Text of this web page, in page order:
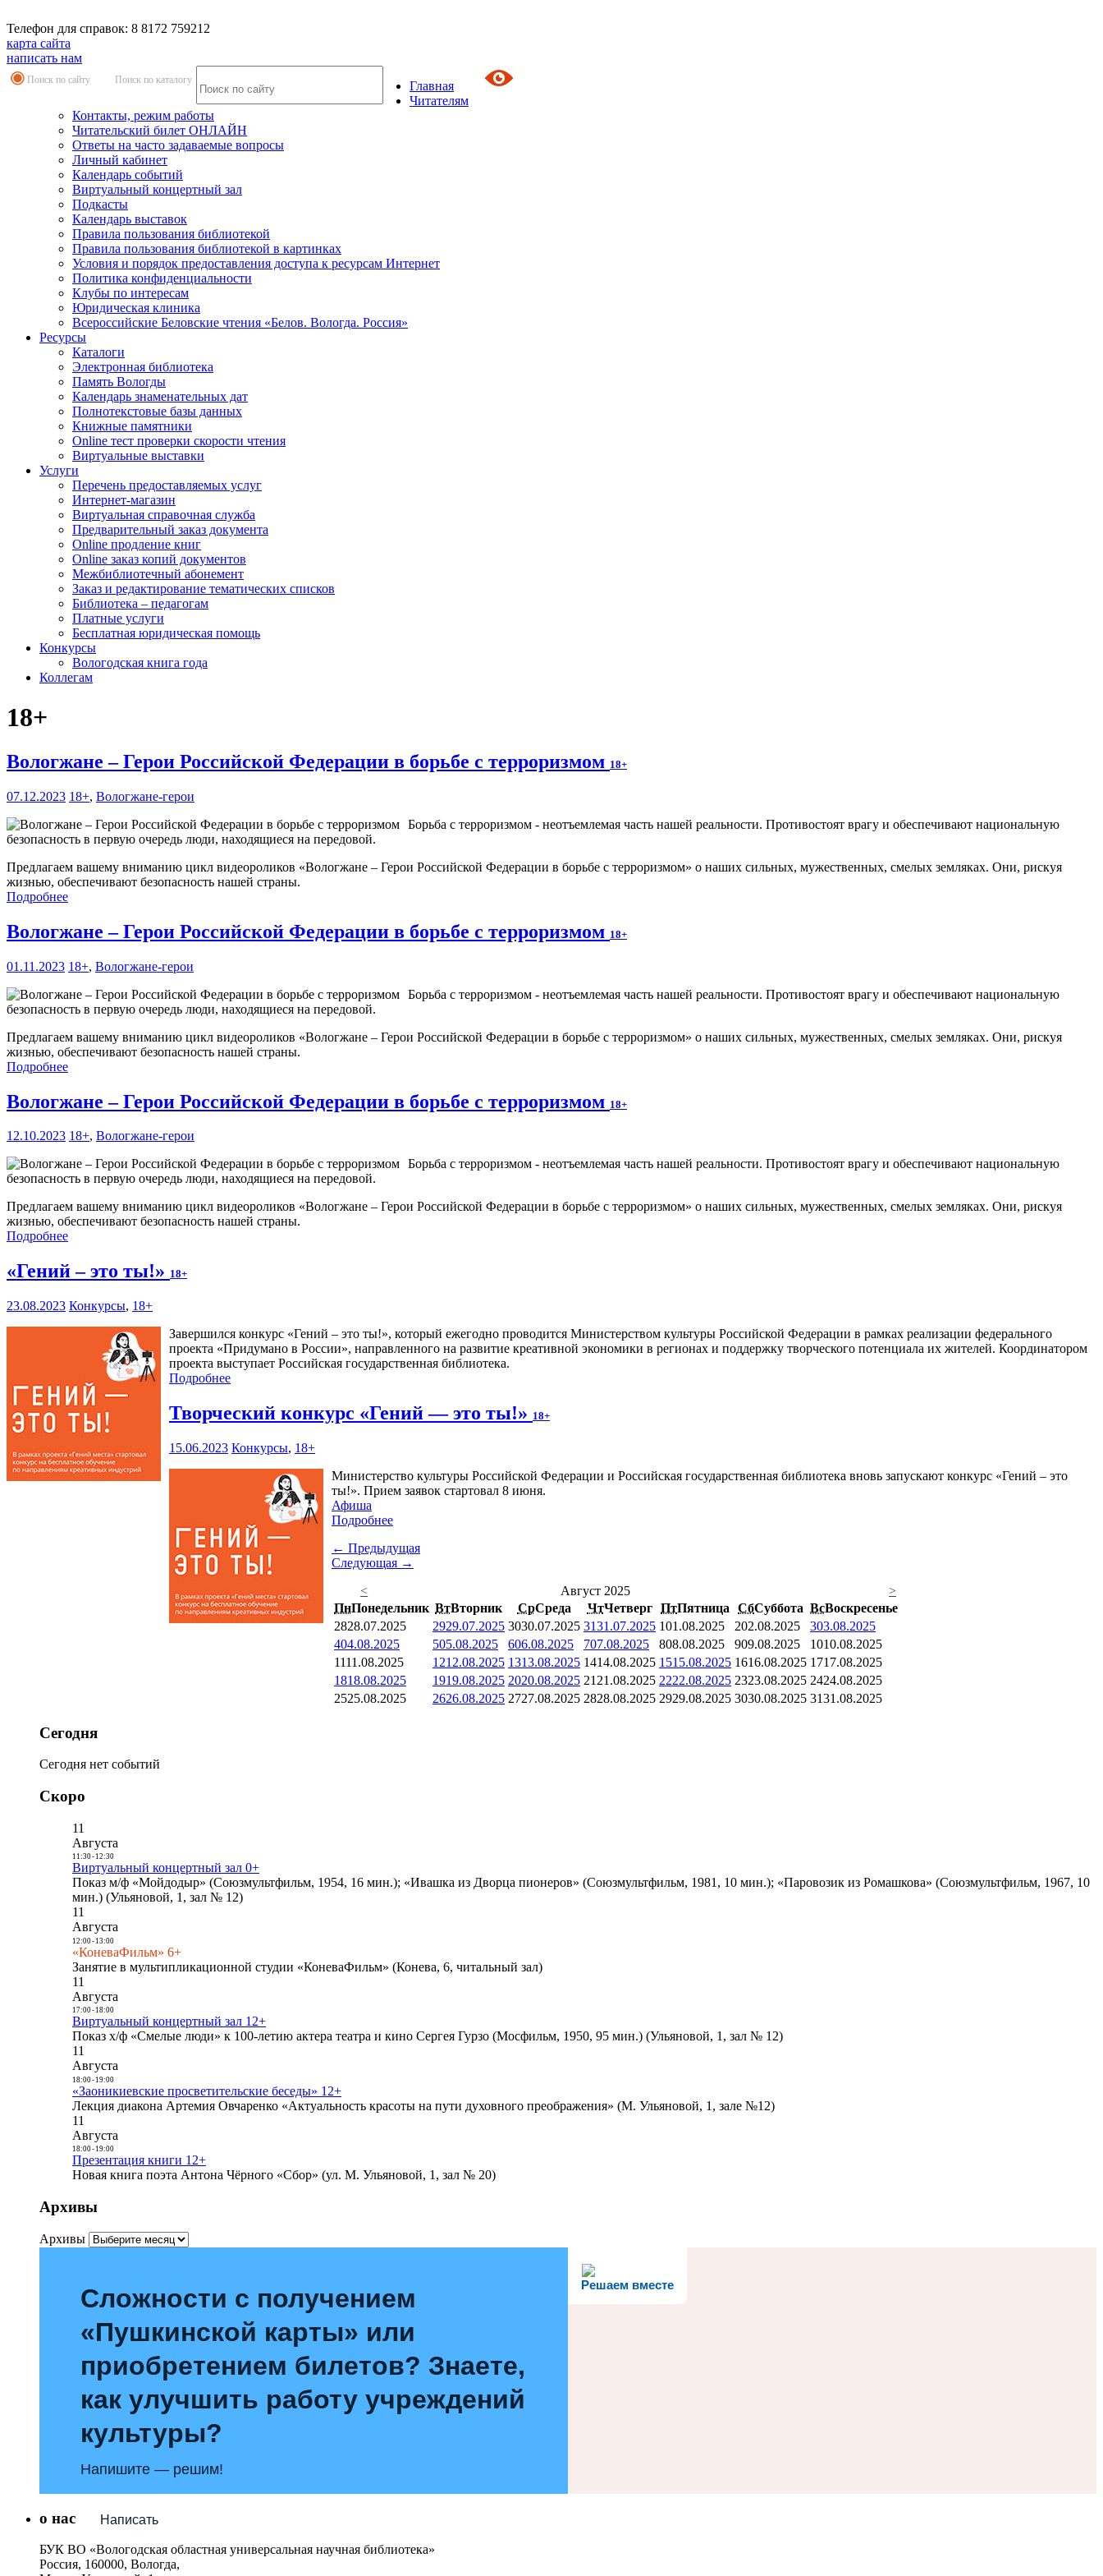
Телефон для справок: 8 8172 759212
карта сайта
написать нам
Поиск по сайту Поиск по каталогу
Главная
Читателям
Контакты, режим работы
Читательский билет ОНЛАЙН
Ответы на часто задаваемые вопросы
Личный кабинет
Календарь событий
Виртуальный концертный зал
Подкасты
Календарь выставок
Правила пользования библиотекой
Правила пользования библиотекой в картинках
Условия и порядок предоставления доступа к ресурсам Интернет
Политика конфиденциальности
Клубы по интересам
Юридическая клиника
Всероссийские Беловские чтения «Белов. Вологда. Россия»
Ресурсы
Каталоги
Электронная библиотека
Память Вологды
Календарь знаменательных дат
Полнотекстовые базы данных
Книжные памятники
Online тест проверки скорости чтения
Виртуальные выставки
Услуги
Перечень предоставляемых услуг
Интернет-магазин
Виртуальная справочная служба
Предварительный заказ документа
Online продление книг
Online заказ копий документов
Межбиблиотечный абонемент
Заказ и редактирование тематических списков
Библиотека – педагогам
Платные услуги
Бесплатная юридическая помощь
Конкурсы
Вологодская книга года
Коллегам
18+
Вологжане – Герои Российской Федерации в борьбе с терроризмом 18+
07.12.2023 18+, Вологжане-герои
Борьба с терроризмом - неотъемлемая часть нашей реальности. Противостоят врагу и обеспечивают национальную
безопасность в первую очередь люди, находящиеся на передовой.
Предлагаем вашему вниманию цикл видеороликов «Вологжане – Герои Российской Федерации в борьбе с терроризмом» о наших сильных, мужественных, смелых земляках. Они, рискуя
жизнью, обеспечивают безопасность нашей страны.
Подробнее
Вологжане – Герои Российской Федерации в борьбе с терроризмом 18+
01.11.2023 18+, Вологжане-герои
Борьба с терроризмом - неотъемлемая часть нашей реальности. Противостоят врагу и обеспечивают национальную
безопасность в первую очередь люди, находящиеся на передовой.
Предлагаем вашему вниманию цикл видеороликов «Вологжане – Герои Российской Федерации в борьбе с терроризмом» о наших сильных, мужественных, смелых земляках. Они, рискуя
жизнью, обеспечивают безопасность нашей страны.
Подробнее
Вологжане – Герои Российской Федерации в борьбе с терроризмом 18+
12.10.2023 18+, Вологжане-герои
Борьба с терроризмом - неотъемлемая часть нашей реальности. Противостоят врагу и обеспечивают национальную
безопасность в первую очередь люди, находящиеся на передовой.
Предлагаем вашему вниманию цикл видеороликов «Вологжане – Герои Российской Федерации в борьбе с терроризмом» о наших сильных, мужественных, смелых земляках. Они, рискуя
жизнью, обеспечивают безопасность нашей страны.
Подробнее
«Гений – это ты!» 18+
23.08.2023 Конкурсы, 18+
Завершился конкурс «Гений – это ты!», который ежегодно проводится Министерством культуры Российской Федерации в рамках реализации федерального
проекта «Придумано в России», направленного на развитие креативной экономики в регионах и поддержку творческого потенциала их жителей. Координатором
проекта выступает Российская государственная библиотека.
Подробнее
Творческий конкурс «Гений — это ты!» 18+
15.06.2023 Конкурсы, 18+
Министерство культуры Российской Федерации и Российская государственная библиотека вновь запускают конкурс «Гений – это
ты!». Прием заявок стартовал 8 июня.
Афиша
Подробнее
← Предыдущая
Следующая →
<
Август 2025
>
ПнПонедельник ВтВторник СрСреда ЧтЧетверг ПтПятница СбСуббота ВсВоскресенье
2828.07.2025 2929.07.2025 3030.07.2025 3131.07.2025 101.08.2025 202.08.2025 303.08.2025
404.08.2025 505.08.2025 606.08.2025 707.08.2025 808.08.2025 909.08.2025 1010.08.2025
1111.08.2025 1212.08.2025 1313.08.2025 1414.08.2025 1515.08.2025 1616.08.2025 1717.08.2025
1818.08.2025 1919.08.2025 2020.08.2025 21 21.08.2025 2222.08.2025 2323.08.2025 2424.08.2025
2525.08.2025 2626.08.2025 2727.08.2025 2828.08.2025 2929.08.2025 3030.08.2025 3131.08.2025
Сегодня
Сегодня нет событий
Скоро
11
Августа
11:30- 12:30
Виртуальный концертный зал 0+
Показ м/ф «Мойдодыр» (Союзмультфильм, 1954, 16 мин.); «Ивашка из Дворца пионеров» (Союзмультфильм, 1981, 10 мин.); «Паровозик из Ромашкова» (Союзмультфильм, 1967, 10
мин.) (Ульяновой, 1, зал № 12)
11
Августа
12:00- 13:00
«КоневаФильм» 6+
Занятие в мультипликационной студии «КоневаФильм» (Конева, 6, читальный зал)
11
Августа
17:00- 18:00
Виртуальный концертный зал 12+
Показ х/ф «Смелые люди» к 100-летию актера театра и кино Сергея Гурзо (Мосфильм, 1950, 95 мин.) (Ульяновой, 1, зал № 12)
11
Августа
18:00- 19:00
«Заоникиевские просветительские беседы» 12+
Лекция диакона Артемия Овчаренко «Актуальность красоты на пути духовного преображения» (М. Ульяновой, 1, зале №12)
11
Августа
18:00- 19:00
Презентация книги 12+
Новая книга поэта Антона Чёрного «Сбор» (ул. М. Ульяновой, 1, зал № 20)
Архивы
Архивы
Решаем вместе
Сложности с получением
«Пушкинской карты» или
приобретением билетов? Знаете,
как улучшить работу учреждений
культуры?
Напишите — решим!
Написать
о нас
БУК ВО «Вологодская областная универсальная научная библиотека»
Россия, 160000, Вологда,